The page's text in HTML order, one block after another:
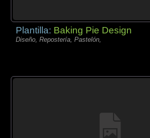
Plantilla: Baking Pie Design
Diseño, Repostería, Pastelón,